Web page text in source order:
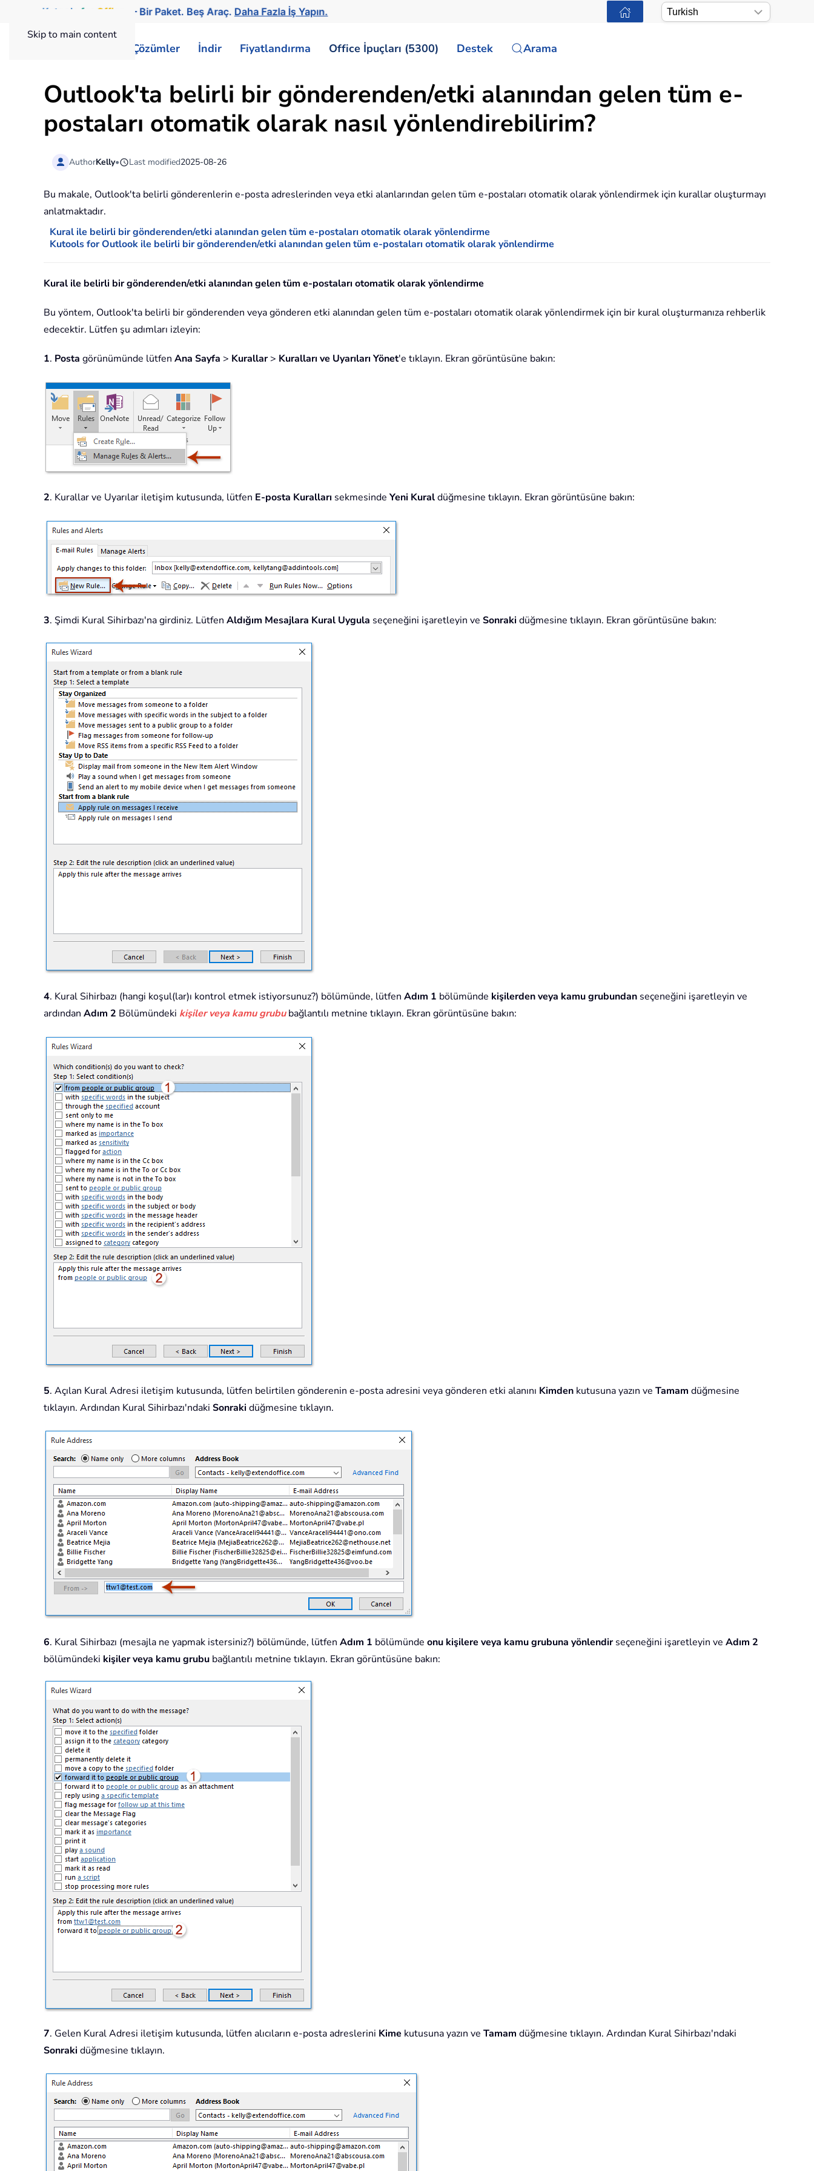
Skip to main content
Kutools for Office — Bir Paket. Beş Araç.Daha Fazla İş Yapın.
Çözümler İndir Fiyatlandırma Office İpuçları (5300) Destek Arama
Outlook'ta belirli bir gönderenden/etki alanından gelen tüm e-
postaları otomatik olarak nasıl yönlendirebilirim?
AuthorKelly• Last modified2025-08-26
Bu makale, Outlook'ta belirli gönderenlerin e-posta adreslerinden veya etki alanlarından gelen tüm e-postaları otomatik olarak yönlendirmek için kurallar oluşturmayı
anlatmaktadır.
Kural ile belirli bir gönderenden/etki alanından gelen tüm e-postaları otomatik olarak yönlendirme
Kutools for Outlook ile belirli bir gönderenden/etki alanından gelen tüm e-postaları otomatik olarak yönlendirme
Kural ile belirli bir gönderenden/etki alanından gelen tüm e-postaları otomatik olarak yönlendirme
Bu yöntem, Outlook'ta belirli bir gönderenden veya gönderen etki alanından gelen tüm e-postaları otomatik olarak yönlendirmek için bir kural oluşturmanıza rehberlik
edecektir. Lütfen şu adımları izleyin:
1. Posta görünümünde lütfen Ana Sayfa > Kurallar> Kuralları ve Uyarıları Yönet'e tıklayın. Ekran görüntüsüne bakın:
2. Kurallar ve Uyarılar iletişim kutusunda, lütfen E-posta Kuralları sekmesinde Yeni Kuraldüğmesine tıklayın. Ekran görüntüsüne bakın:
3. Şimdi Kural Sihirbazı'na girdiniz. Lütfen Aldığım Mesajlara Kural Uygula seçeneğini işaretleyin ve Sonraki düğmesine tıklayın. Ekran görüntüsüne bakın:
4. Kural Sihirbazı (hangi koşul(lar)ı kontrol etmek istiyorsunuz?) bölümünde, lütfen Adım 1 bölümünde kişilerden veya kamu grubundan seçeneğini işaretleyin ve
ardından Adım 2 Bölümündeki kişiler veya kamu grububağlantılı metnine tıklayın. Ekran görüntüsüne bakın:
5. Açılan Kural Adresi iletişim kutusunda, lütfen belirtilen gönderenin e-posta adresini veya gönderen etki alanını Kimden kutusuna yazın ve Tamam düğmesine
tıklayın. Ardından Kural Sihirbazı'ndaki Sonraki düğmesine tıklayın.
6. Kural Sihirbazı (mesajla ne yapmak istersiniz?) bölümünde, lütfen Adım 1 bölümünde onu kişilere veya kamu grubuna yönlendirseçeneğini işaretleyin ve Adım 2
bölümündeki kişiler veya kamu grubu bağlantılı metnine tıklayın. Ekran görüntüsüne bakın:
7. Gelen Kural Adresi iletişim kutusunda, lütfen alıcıların e-posta adreslerini Kime kutusuna yazın ve Tamam düğmesine tıklayın. Ardından Kural Sihirbazı'ndaki
Sonraki düğmesine tıklayın.